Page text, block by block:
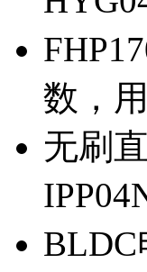
数，
无刷
BLDC